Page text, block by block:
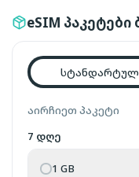
eSIM
აირჩიეთ პაკეტი
7 დღე
1 GB